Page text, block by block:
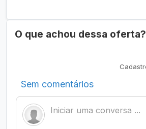
O que achou dessa oferta?